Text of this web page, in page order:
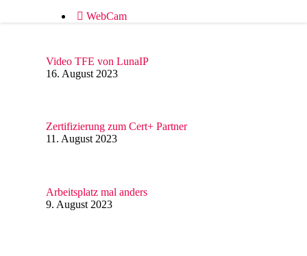
WebCam
Video TFE von LunaIP
16. August 2023
Zertifizierung zum Cert+ Partner
11. August 2023
Arbeitsplatz mal anders
9. August 2023